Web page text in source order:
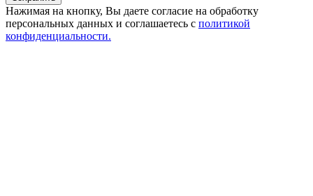
Нажимая на кнопку, Вы даете согласие на обработку
персональных данных и соглашаетесь с политикой
конфиденциальности.